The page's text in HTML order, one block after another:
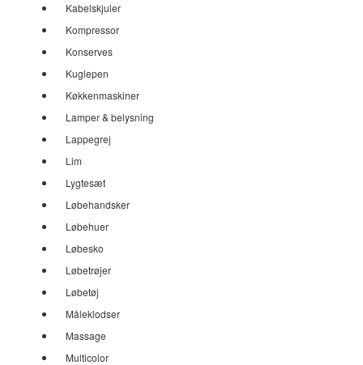
Kabelskjuler
Kompressor
Konserves
Kuglepen
Køkkenmaskiner
Lamper & belysning
Lappegrej
Lim
Lygtesæt
Løbehandsker
Løbehuer
Løbesko
Løbetrøjer
Løbetøj
Måleklodser
Massage
Multicolor